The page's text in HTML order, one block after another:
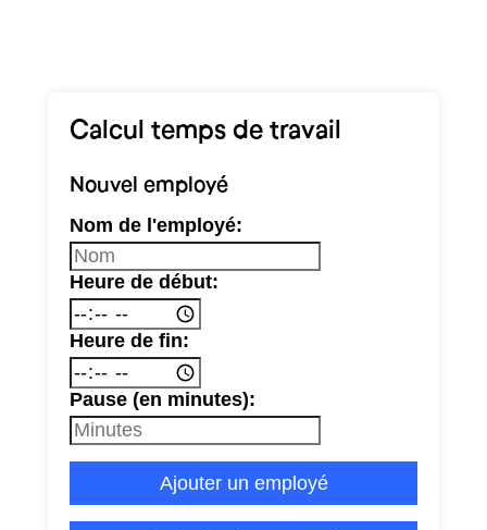
Calcul temps de travail
Nouvel employé
Nom de l'employé:
Heure de début:
Heure de fin:
Pause (en minutes):
Ajouter un employé